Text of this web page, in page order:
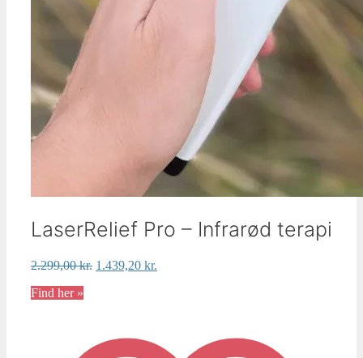
LaserRelief Pro – Infrarød terapi
2.299,00kr. Den
1.439,20 kr.
Find her »